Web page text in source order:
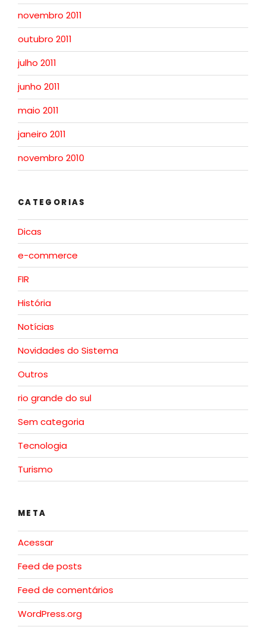
novembro 2011
outubro 2011
julho 2011
junho 2011
maio 2011
janeiro 2011
novembro 2010
CATEGORIAS
Dicas
e-commerce
FIR
História
Notícias
Novidades do Sistema
Outros
rio grande do sul
Sem categoria
Tecnologia
Turismo
META
Acessar
Feed de posts
Feed de comentários
WordPress.org